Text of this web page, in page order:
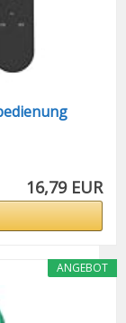
16,79 EUR
ANGEBOT